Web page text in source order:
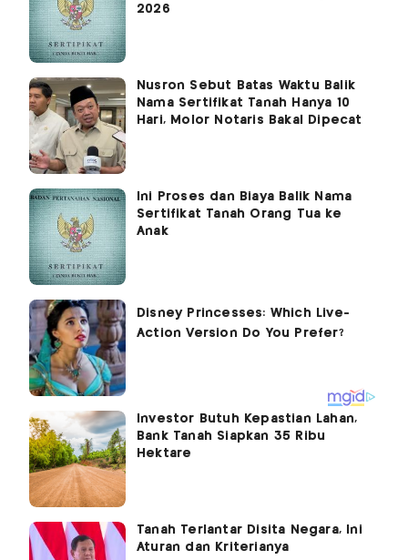
2026
Nusron Sebut Batas Waktu Balik
Nama Sertifikat Tanah Hanya 10
Hari, Molor Notaris Bakal Dipecat
Ini Proses dan Biaya Balik Nama
Sertifikat Tanah Orang Tua ke
Anak
Investor Butuh Kepastian Lahan,
Bank Tanah Siapkan 35 Ribu
Hektare
Tanah Terlantar Disita Negara, Ini
Aturan dan Kriterianya